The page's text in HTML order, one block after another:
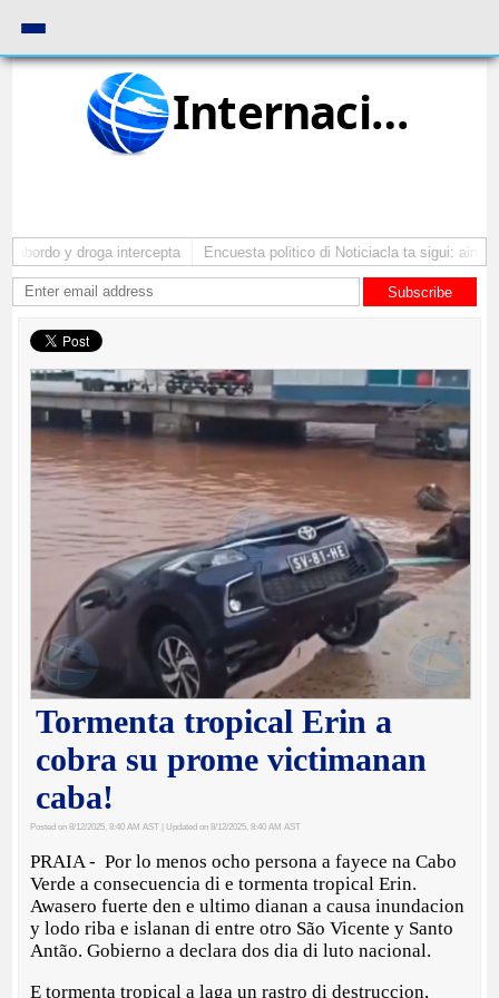
Internacional
y droga intercepta Encuesta politico di Noticiacla ta sigui: ainda
Subscribe
Tormenta tropical Erin a
cobra su prome victimanan
caba!
Posted on 8/12/2025, 8:40 AM AST | Updated on 8/12/2025, 8:40 AM AST
PRAIA - Por lo menos ocho persona a fayece na Cabo
Verde a consecuencia di e tormenta tropical Erin.
Awasero fuerte den e ultimo dianan a causa inundacion
y lodo riba e islanan di entre otro São Vicente y Santo
Antão. Gobierno a declara dos dia di luto nacional.
E tormenta tropical a laga un rastro di destruccion,